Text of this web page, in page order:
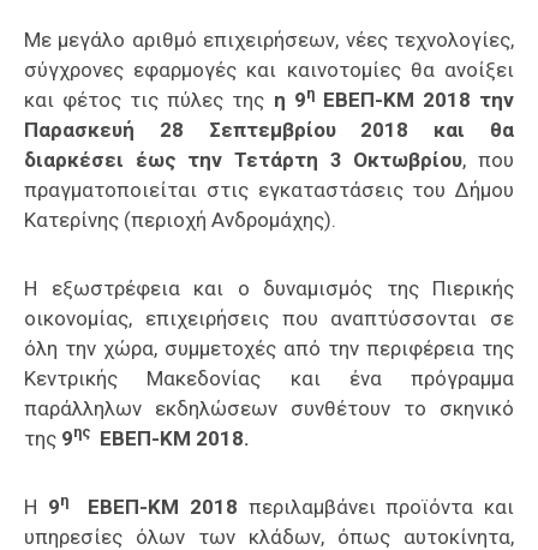
Με μεγάλο αριθμό επιχειρήσεων, νέες τεχνολογίες,
σύγχρονες εφαρμογές και καινοτομίες θα ανοίξει
και φέτος τις πύλες της η 9ηΕΒΕΠ-ΚΜ 2018 την
Παρασκευή 28 Σεπτεμβρίου 2018 και θα
διαρκέσει έως την Τετάρτη 3 Οκτωβρίου, που
πραγματοποιείται στις εγκαταστάσεις του Δήμου
Κατερίνης (περιοχή Ανδρομάχης).
Η εξωστρέφεια και ο δυναμισμός της Πιερικής
οικονομίας, επιχειρήσεις που αναπτύσσονται σε
όλη την χώρα, συμμετοχές από την περιφέρεια της
Κεντρικής Μακεδονίας και ένα πρόγραμμα
παράλληλων εκδηλώσεων συνθέτουν το σκηνικό
της 9ης ΕΒΕΠ-ΚΜ 2018.
Η 9η ΕΒΕΠ-ΚΜ 2018 περιλαμβάνει προϊόντα και
υπηρεσίες όλων των κλάδων, όπως αυτοκίνητα,